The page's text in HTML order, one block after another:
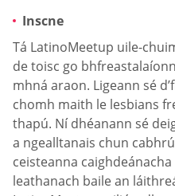
Inscne
Tá LatinoMeetup uile-
de toisc go
mhná araon. Ligeann sé
chomh maith le lesbians
thapú. Ní dhéanann sé
a ngealltanais chun
ceisteanna
leathanach baile an